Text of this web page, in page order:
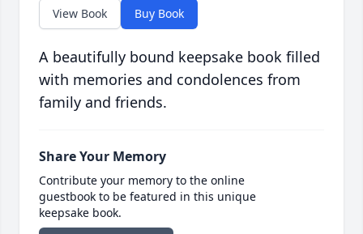
View Book Buy Book
A beautifully bound keepsake book filled
with memories and condolences from
family and friends.
Share Your Memory
Contribute your memory to the online
guestbook to be featured in this unique
keepsake book.